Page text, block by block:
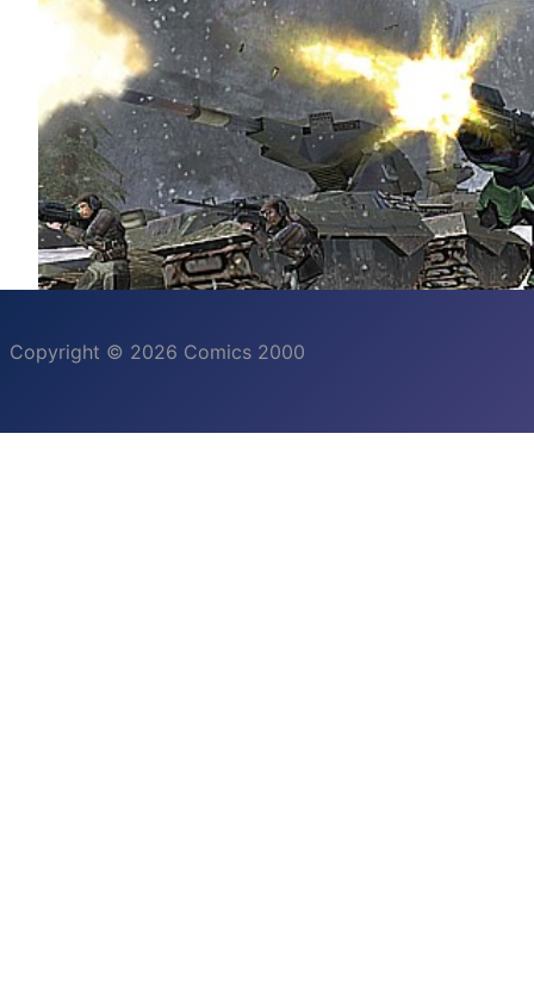
Copyright © 2026 Comics 2000